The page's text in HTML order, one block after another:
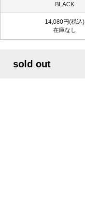
BLACK
14,080円(税込)
在庫なし
sold out